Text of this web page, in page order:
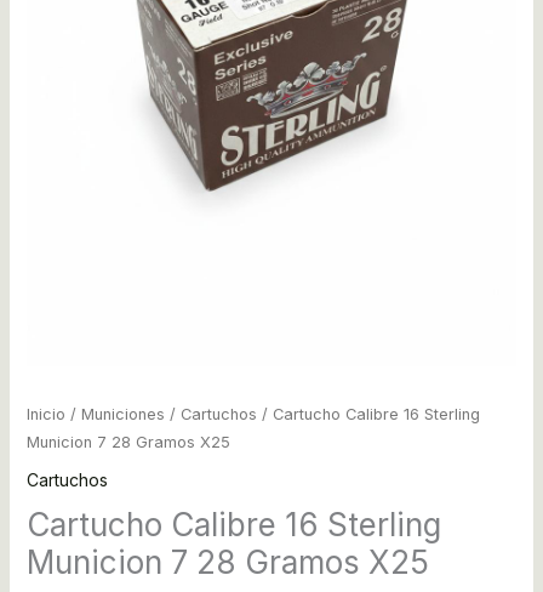
Inicio / Municiones / Cartuchos / Cartucho Calibre 16 Sterling
Municion 7 28 Gramos X25
Cartuchos
Cartucho Calibre 16 Sterling
Municion 7 28 Gramos X25